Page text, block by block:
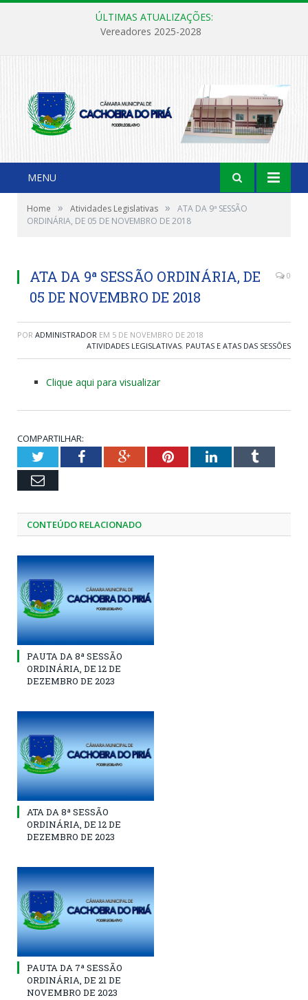
ÚLTIMAS ATUALIZAÇÕES:
Vereadores 2025-2028
MENU
Home » Atividades Legislativas »
ATA DA 9ª SESSÃO
ORDINÁRIA, DE 05 DE NOVEMBRO DE 2018
ATA DA 9ª SESSÃO ORDINÁRIA, DE
05 DE NOVEMBRO DE 2018
0
POR ADMINISTRADOR EM 5 DE NOVEMBRO DE 2018
ATIVIDADES LEGISLATIVAS, PAUTAS E ATAS DAS SESSÕES
Clique aqui para visualizar
COMPARTILHAR:
TwitterFacebookGoogle+PinterestLinkedInTumblr
Email
CONTEÚDO RELACIONADO
PAUTA DA 8ª SESSÃO
ORDINÁRIA, DE 12 DE
DEZEMBRO DE 2023
ATA DA 8ª SESSÃO
ORDINÁRIA, DE 12 DE
DEZEMBRO DE 2023
PAUTA DA 7ª SESSÃO
ORDINÁRIA, DE 21 DE
NOVEMBRO DE 2023